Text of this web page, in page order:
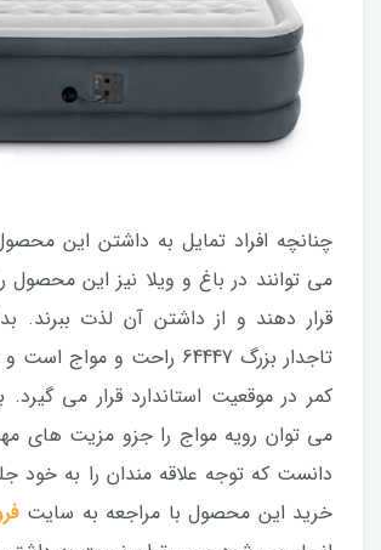
چنانچه افراد تمایل به داشتن این
می توانند در باغ و ویلا نیز این محصول
قرار دهند و از داشتن آن لذت ببرند.
تاجدار بزرگ 64447 راحت و
کمر در موقعیت استاندارد قرار می
می توان رویه مواج را جزو مزیت های
دانست که توجه علاقه مندان را به خود
خرید این محصول با مراجعه به سایت